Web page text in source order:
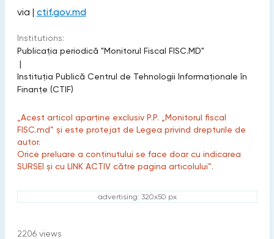
via | ctif.gov.md
Institutions:
Publicaţia periodică "Monitorul Fiscal FISC.MD"
|
Instituția Publică Centrul de Tehnologii Informaționale în
Finanțe (CTIF)
„Acest articol aparține exclusiv P.P. „Monitorul fiscal
FISC.md” și este protejat de Legea privind drepturile de
autor.
Orice preluare a conținutului se face doar cu indicarea
SURSEI și cu LINK ACTIV către pagina articolului”.
advertising: 320x50 px
2206 views